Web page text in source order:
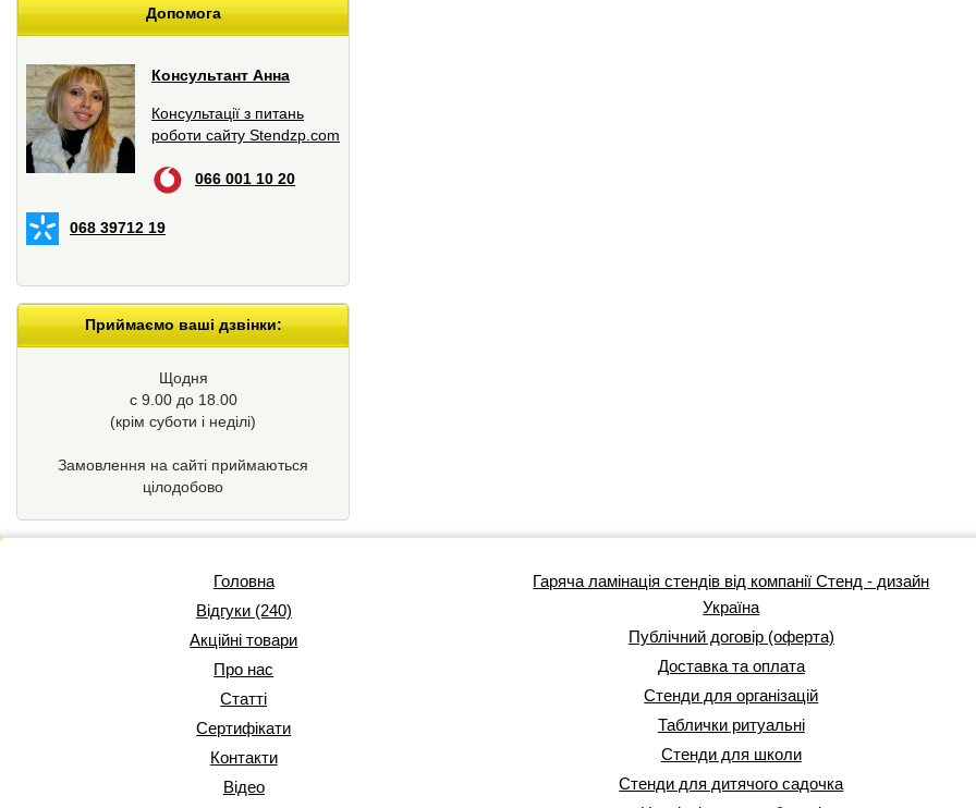
Допомога
Консультант Анна
Консультації з питань
роботи сайту Stendzp.com
066 001 10 20
068 39712 19
Приймаємо ваші дзвінки:
Щодня
с 9.00 до 18.00
(крім суботи і неділі)
Замовлення на сайті приймаються
цілодобово
Головна
Відгуки (240)
Акційні товари
Про нас
Статті
Сертифікати
Контакти
Відео
Гаряча ламінація стендів від компанії Стенд - дизайн
Україна
Публічний договір (оферта)
Доставка та оплата
Стенди для організацій
Таблички ритуальні
Стенди для школи
Стенди для дитячого садочка